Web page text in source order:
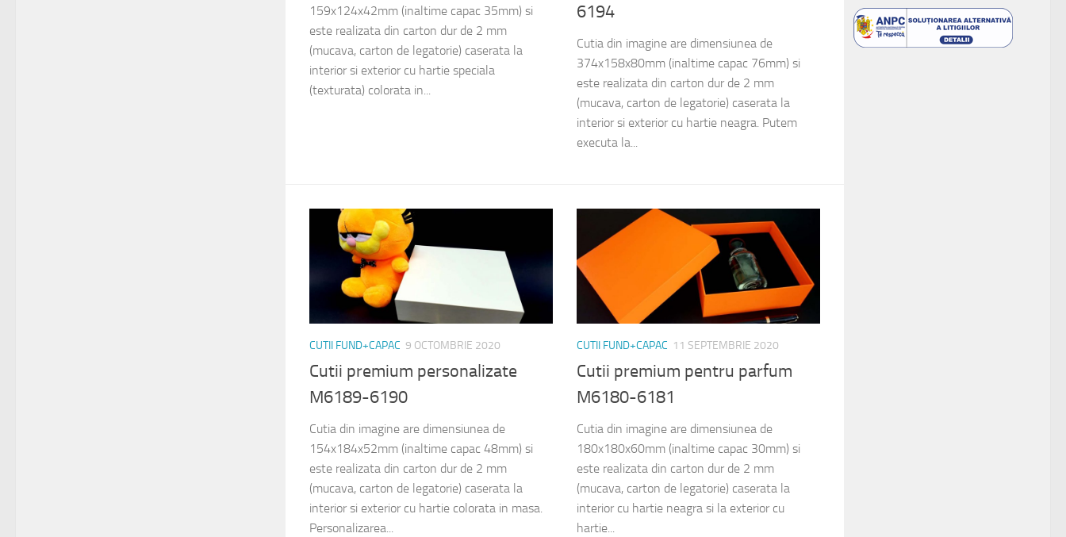
159x124x42mm (inaltime capac 35mm) si
este realizata din carton dur de 2 mm
(mucava, carton de legatorie) caserata la
interior si exterior cu hartie speciala
(texturata) colorata in...
6194
Cutia din imagine are dimensiunea de
374x158x80mm (inaltime capac 76mm) si
este realizata din carton dur de 2 mm
(mucava, carton de legatorie) caserata la
interior si exterior cu hartie neagra. Putem
executa la...
CUTII FUND+CAPAC 9 OCTOMBRIE 2020
Cutii premium personalizate
M6189-6190
Cutia din imagine are dimensiunea de
154x184x52mm (inaltime capac 48mm) si
este realizata din carton dur de 2 mm
(mucava, carton de legatorie) caserata la
interior si exterior cu hartie colorata in masa.
Personalizarea...
CUTII FUND+CAPAC 11 SEPTEMBRIE 2020
Cutii premium pentru parfum
M6180-6181
Cutia din imagine are dimensiunea de
180x180x60mm (inaltime capac 30mm) si
este realizata din carton dur de 2 mm
(mucava, carton de legatorie) caserata la
interior cu hartie neagra si la exterior cu
hartie...